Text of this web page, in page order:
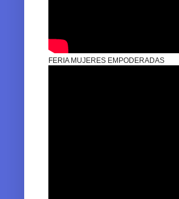
FERIA MUJERES EMPODERADAS